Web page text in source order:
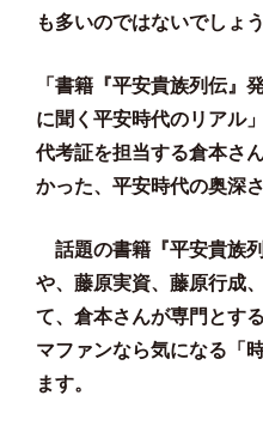
も多いのではないでしょ
「書籍『平安貴族列伝』
に聞く平安時代のリアル」
代考証を担当する倉本さ
かった、平安時代の奥深
話題の書籍 『平安貴族
や、藤原実資、藤原行成
て、倉本さんが専門とす
マファンなら気になる「
ます。